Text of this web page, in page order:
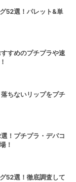
52選！パレット&単
すめのプチプラや速
ちないリップをプチ
！プチプラ・デパコ
！
52選！徹底調査して